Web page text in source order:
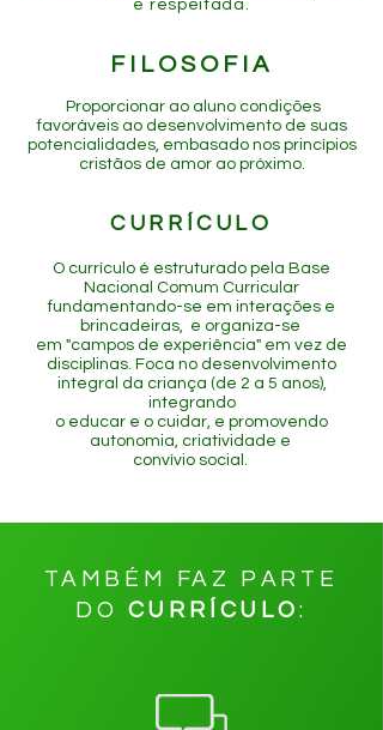
e respeitada.
FILOSOFIA
Proporcionar ao aluno condições
favoráveis ao desenvolvimento de suas
potencialidades, embasado nos princípios
cristãos de amor ao próximo.
CURRÍCULO
O currículo é estruturado pela Base
Nacional Comum Curricular
fundamentando-se em interações e
brincadeiras, e organiza-se
em "campos de experiência" em vez de
disciplinas. Foca no desenvolvimento
integral da criança (de 2 a 5 anos),
integrando
o educar e o cuidar, e promovendo
autonomia, criatividade e
convívio social.
TAMBÉM FAZ PARTE
DO CURRÍCULO :